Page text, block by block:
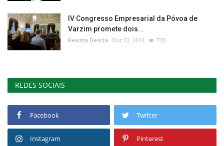
IV Congresso Empresarial da Póvoa de
Varzim promete dois...
Revista Descla Out 22, 2024 720
REDES SOCIAIS
Facebook Twitter
Instagram Pinterest